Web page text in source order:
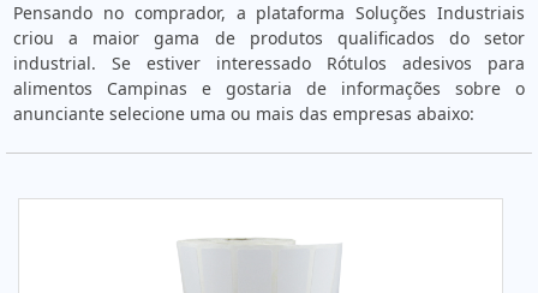
Pensando no comprador, a plataforma Soluções Industriais
criou a maior gama de produtos qualificados do setor
industrial. Se estiver interessado Rótulos adesivos para
alimentos Campinas e gostaria de informações sobre o
anunciante selecione uma ou mais das empresas abaixo: